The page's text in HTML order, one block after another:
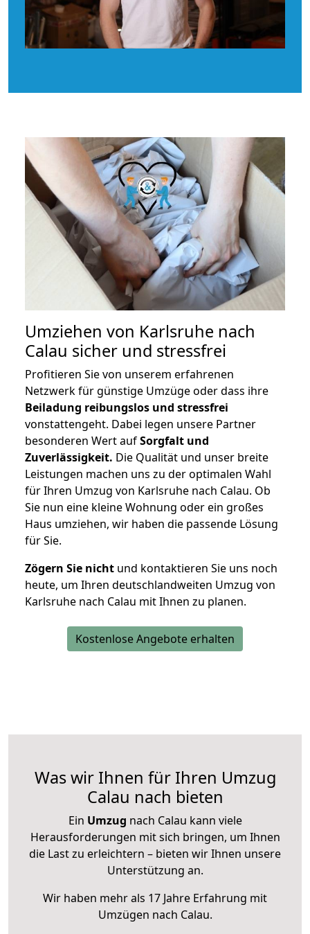
Umziehen von Karlsruhe nach
Calau sicher und stressfrei
Profitieren Sie von unserem erfahrenen
Netzwerk für günstige Umzüge oder dass ihre
Beiladung reibungslos und stressfrei
vonstattengeht. Dabei legen unsere Partner
besonderen Wert aufSorgfalt und
Zuverlässigkeit. Die Qualität und unser breite
Leistungen machen uns zu der optimalen Wahl
für Ihren Umzug von Karlsruhe nach Calau. Ob
Sie nun eine kleine Wohnung oder ein großes
Haus umziehen, wir haben die passende Lösung
für Sie.
Zögern Sie nicht und kontaktieren Sie uns noch
heute, um Ihren deutschlandweiten Umzug von
Karlsruhe nach Calau mit Ihnen zu planen.
Kostenlose Angebote erhalten
Was wir Ihnen für Ihren Umzug
Calau nach bieten
Ein Umzug nach Calau kann viele
Herausforderungen mit sich bringen, um Ihnen
die Last zu erleichtern – bieten wir Ihnen unsere
Unterstützung an.
Wir haben mehr als 17 Jahre Erfahrung mit
Umzügen nach Calau.